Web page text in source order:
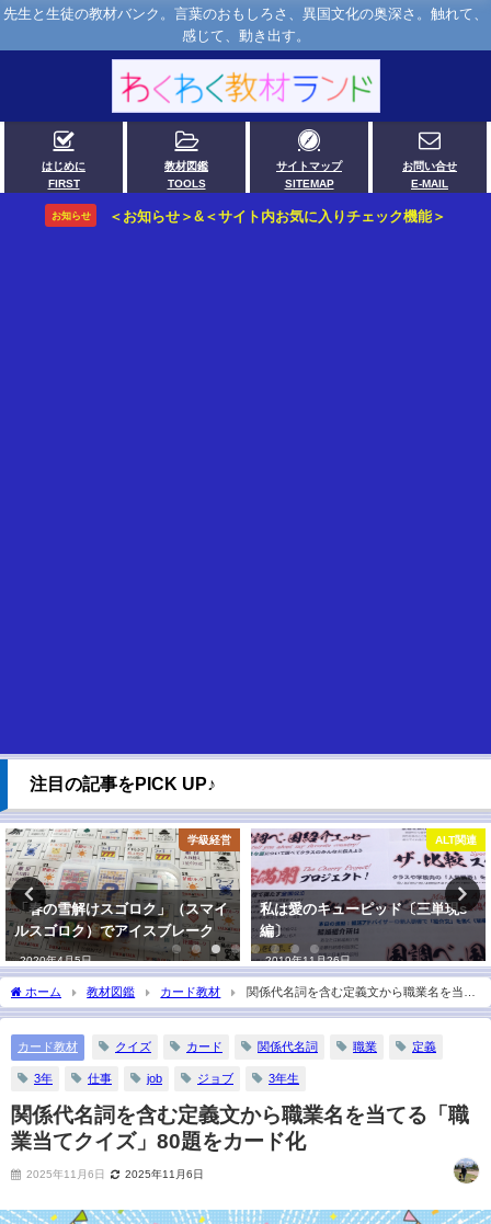
先生と生徒の教材バンク。言葉のおもしろさ、異国文化の奥深さ。触れて、
感じて、動き出す。
はじめに
FIRST
教材図鑑
TOOLS
サイトマップ
SITEMAP
お問い合せ
E-MAIL
お知らせ ＜お知らせ＞&＜サイト内お気に入りチェック機能＞
注目の記事をPICK UP♪
学級経営
「春の雪解けスゴロク」（スマイ
ルスゴロク）でアイスブレーク
2020年4月5日
ALT関連
私は愛のキューピッド〔三単現s
編〕
2019年11月26日
ホーム 教材図鑑 カード教材
関係代名詞を含む定義文から職業名を当て
る「職業当てクイズ」80題をカード化
カード教材 クイズ カード 関係代名詞 職業 定義
3年 仕事 job ジョブ 3年生
関係代名詞を含む定義文から職業名を当てる「職
業当てクイズ」80題をカード化
2025年11月6日 2025年11月6日